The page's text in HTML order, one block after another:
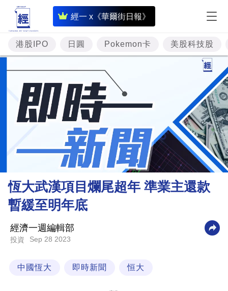
經一 x《華爾街日報》
即
時
財
經
專
題
投
資
樓
市
財
商
業
科
港股IPO 日圓 Pokemon卡 美股科技股
恆大武漢項目爛尾超年 準業主還款
暫緩至明年底
經濟一週編輯部
投資 Sep 28 2023
中國恆大 即時新聞 恒大